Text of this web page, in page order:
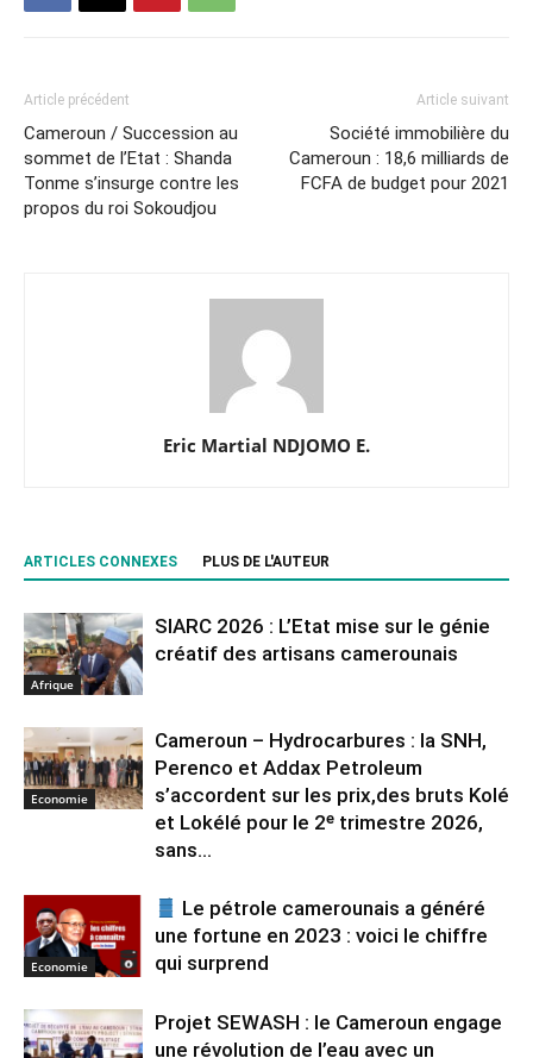
Article précédent
Cameroun / Succession au
sommet de l’Etat : Shanda
Tonme s’insurge contre les
propos du roi Sokoudjou
Article suivant
Société immobilière du
Cameroun : 18,6 milliards de
FCFA de budget pour 2021
Eric Martial NDJOMO E.
ARTICLES CONNEXES PLUS DE L'AUTEUR
Afrique
SIARC 2026 : L’Etat mise sur le génie
créatif des artisans camerounais
Economie
Cameroun – Hydrocarbures : la SNH,
Perenco et Addax Petroleum
s’accordent sur les prix,des bruts Kolé
et Lokélé pour le 2ᵉ trimestre 2026,
sans...
Economie
Le pétrole camerounais a généré
une fortune en 2023 : voici le chiffre
qui surprend
Projet SEWASH : le Cameroun engage
une révolution de l’eau avec un